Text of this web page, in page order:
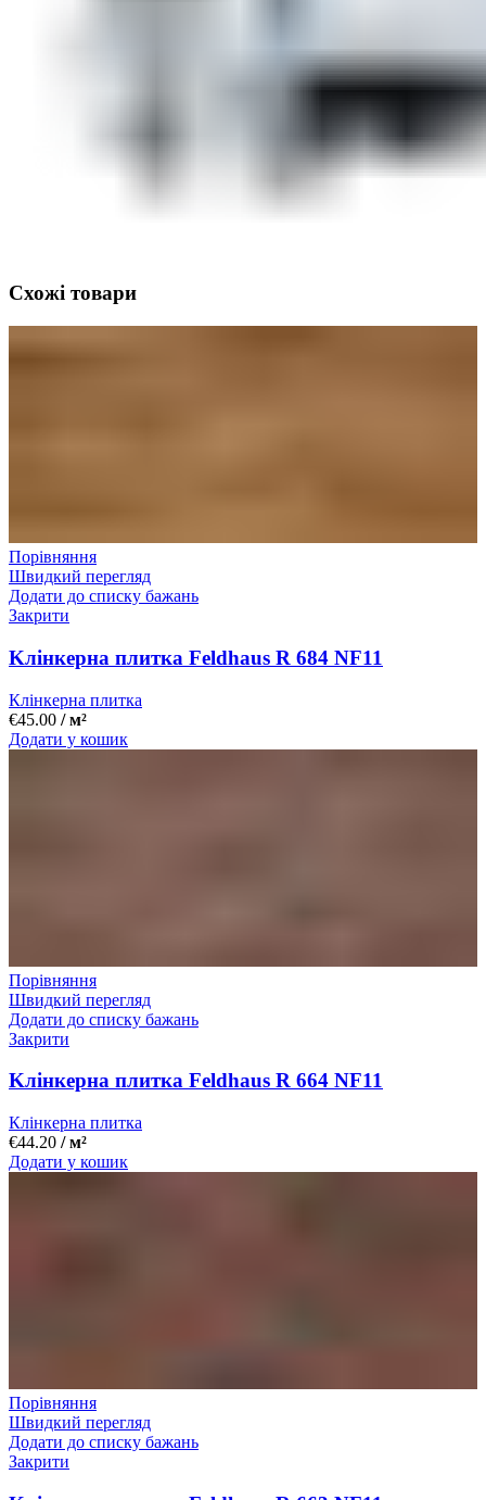
Схожі товари
Порівняння
Швидкий перегляд
Додати до списку бажань
Закрити
Kлінкерна плитка Feldhaus R 684 NF11
Клінкерна плитка
€45.00 / м²
Додати у кошик
Порівняння
Швидкий перегляд
Додати до списку бажань
Закрити
Kлінкерна плитка Feldhaus R 664 NF11
Клінкерна плитка
€44.20 / м²
Додати у кошик
Порівняння
Швидкий перегляд
Додати до списку бажань
Закрити